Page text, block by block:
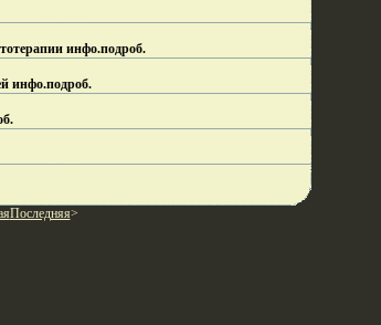
инфо.подроб.
инфо.подроб.
Последняя>